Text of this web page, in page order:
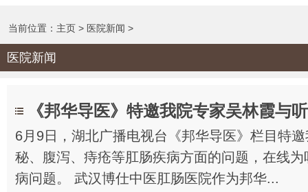
当前位置： 主页 > 医院新闻 >
医院新闻
《邦华导医》特邀我院专家吴林霞与
6月9日，湖北广播电视台《邦华导医》栏目特
秘、腹泻、痔疮等肛肠疾病方面的问题，在线
病问题。 武汉博仕中医肛肠医院作为邦华...